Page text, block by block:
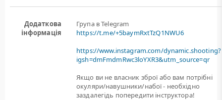
Додаткова
інформація
Група в Telegram
https://t.me/+5baymRxtTzQ1NWU6
https://www.instagram.com/dynamic.shooting?
igsh=dmFmdmRwc3loYXR3&utm_source=qr
Якщо ви не власник зброї або вам потрiбнi
окуляри/навушники/набої - необхідно
заздалегідь попередити інструктора!